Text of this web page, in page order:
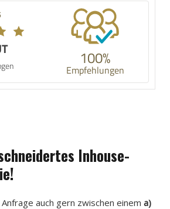
100%
Empfehlungen
Inhouse-
auch gern zwischen einem a)